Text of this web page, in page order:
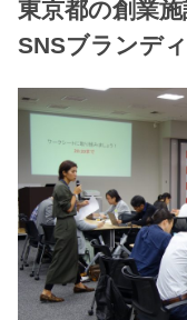
東京都の創業
SNSブランデ